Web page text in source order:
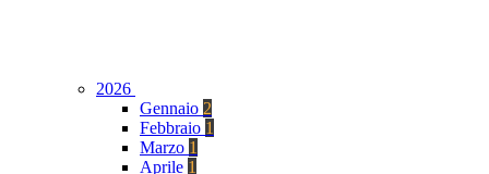
2026
Gennaio 2
Febbraio 1
Marzo 1
Aprile 1